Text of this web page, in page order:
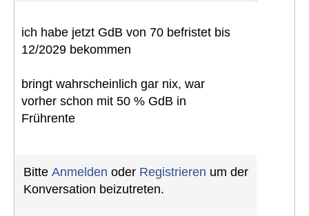
ich habe jetzt GdB von 70 befristet bis
12/2029 bekommen
bringt wahrscheinlich gar nix, war
vorher schon mit 50 % GdB in
Frührente
Bitte Anmelden oder Registrieren um der
Konversation beizutreten.